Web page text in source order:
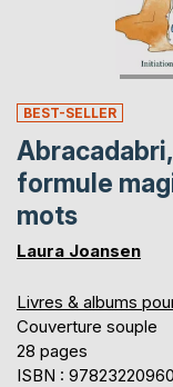
BEST-SELLER
formule
mots
Laura Joansen
Livres & albums
Couverture souple
28 pages
ISBN :